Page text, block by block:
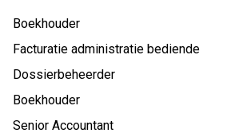
Boekhouder
Facturatie administratie bediende
Dossierbeheerder
Boekhouder
Senior Accountant